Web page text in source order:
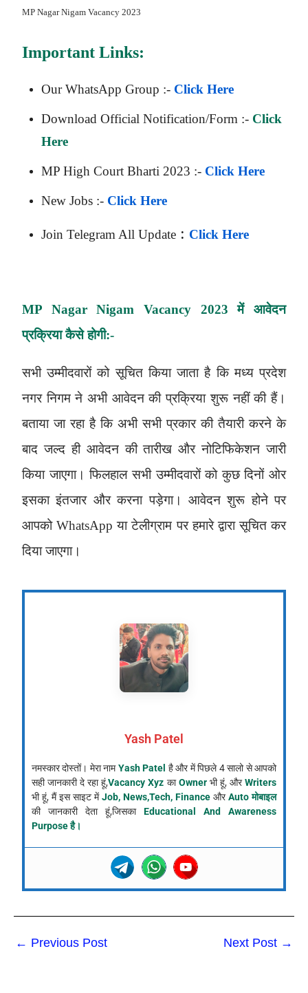
MP Nagar Nigam Vacancy 2023
Important Links:
Our WhatsApp Group :- Click Here
Download Official Notification/Form :- Click
Here
MP High Court Bharti 2023 :- Click Here
New Jobs :- Click Here
Join Telegram All Update : Click Here
MP Nagar Nigam Vacancy 2023 में आवेदन
प्रक्रिया कैसे होगी:-
सभी उम्मीदवारों को सूचित किया जाता है कि मध्य प्रदेश
नगर निगम ने अभी आवेदन की प्रक्रिया शुरू नहीं की हैं।
बताया जा रहा है कि अभी सभी प्रकार की तैयारी करने के
बाद जल्द ही आवेदन की तारीख और नोटिफिकेशन जारी
किया जाएगा। फिलहाल सभी उम्मीदवारों को कुछ दिनों ओर
इसका इंतजार और करना पड़ेगा। आवेदन शुरू होने पर
आपको WhatsApp या टेलीग्राम पर हमारे द्वारा सूचित कर
दिया जाएगा।
Yash Patel
नमस्कार दोस्तों। मेरा नामYash Patel है और में पिछले 4 सालो से आपको
सही जानकारी दे रहा हूं,Vacancy Xyz काOwnerभी हूं, औरWriters
भी हूं, मैं इस साइट मेंJob, News,Tech, Finance औरAuto मोबाइल
की जानकारी देता हूं,जिसका Educational And Awareness
Purpose है।
← Previous Post Next Post →